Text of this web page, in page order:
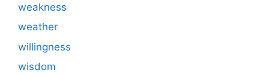
weakness
weather
willingness
wisdom